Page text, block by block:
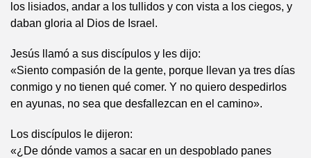
los lisiados, andar a los tullidos y con vista a los ciegos, y
daban gloria al Dios de Israel.
Jesús llamó a sus discípulos y les dijo:
«Siento compasión de la gente, porque llevan ya tres días
conmigo y no tienen qué comer. Y no quiero despedirlos
en ayunas, no sea que desfallezcan en el camino».
Los discípulos le dijeron:
«¿De dónde vamos a sacar en un despoblado panes